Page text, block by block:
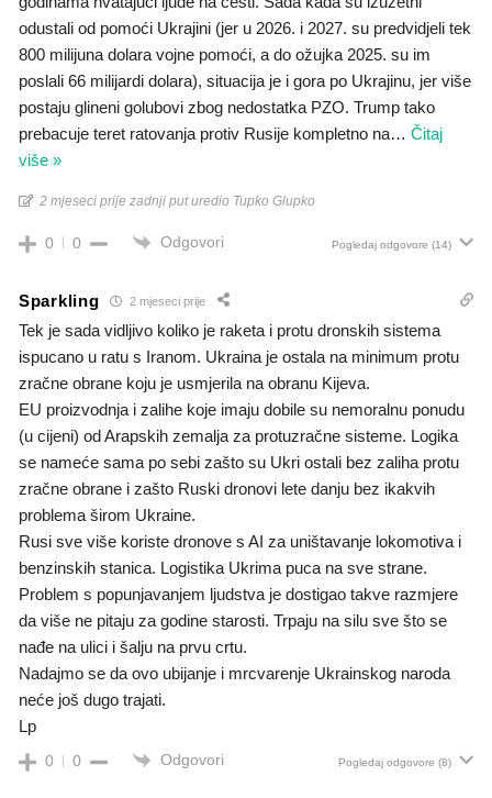
odustali od pomoći Ukrajini (jer u 2026. i 2027. su predvidjeli tek
800 milijuna dolara vojne pomoći, a do ožujka 2025. su im
poslali 66 milijardi dolara), situacija je i gora po Ukrajinu, jer više
postaju glineni golubovi zbog nedostatka PZO. Trump tako
prebacuje teret ratovanja protiv Rusije kompletno na… Čitaj
više »
2 mjeseci prije zadnji put uredio Tupko Glupko
0 0 Odgovori Pogledaj odgovore (14)
Sparkling 2 mjeseci prije
Tek je sada vidljivo koliko je raketa i protu dronskih sistema
ispucano u ratu s Iranom. Ukraina je ostala na minimum protu
zračne obrane koju je usmjerila na obranu Kijeva.
EU proizvodnja i zalihe koje imaju dobile su nemoralnu ponudu
(u cijeni) od Arapskih zemalja za protuzračne sisteme. Logika
se nameće sama po sebi zašto su Ukri ostali bez zaliha protu
zračne obrane i zašto Ruski dronovi lete danju bez ikakvih
problema širom Ukraine.
Rusi sve više koriste dronove s AI za uništavanje lokomotiva i
benzinskih stanica. Logistika Ukrima puca na sve strane.
Problem s popunjavanjem ljudstva je dostigao takve razmjere
da više ne pitaju za godine starosti. Trpaju na silu sve što se
nađe na ulici i šalju na prvu crtu.
Nadajmo se da ovo ubijanje i mrcvarenje Ukrainskog naroda
neće još dugo trajati.
Lp
0 0 Odgovori Pogledaj odgovore (8)